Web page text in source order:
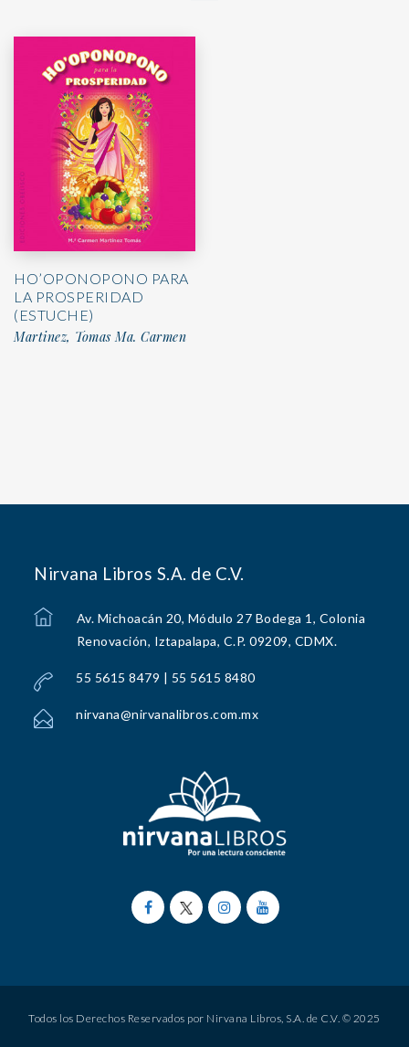
HO’OPONOPONO PARA
LA PROSPERIDAD
(ESTUCHE)
Martinez, Tomas Ma. Carmen
Nirvana Libros S.A. de C.V.
Av. Michoacán 20, Módulo 27 Bodega 1, Colonia
Renovación, Iztapalapa, C.P. 09209, CDMX.
55 5615 8479 | 55 5615 8480
nirvana@nirvanalibros.com.mx
Todos los Derechos Reservados por Nirvana Libros, S.A. de C.V. © 2025